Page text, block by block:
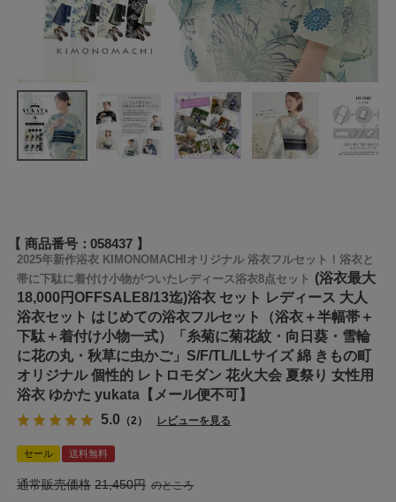
商品番号 058437
2025年新作浴衣 KIMONOMACHIオリジナル 浴衣フルセット！浴衣と
帯に下駄に着付け小物がついたレディース浴衣8点セット
(浴衣最大
18,000円OFFSALE8/13迄)浴衣 セット レディース 大人
浴衣セット はじめての浴衣フルセット（浴衣＋半幅帯＋
下駄＋着付け小物一式）「糸菊に菊花紋・向日葵・雪輪
に花の丸・秋草に虫かご」S/F/TL/LLサイズ 綿 きもの町
オリジナル 個性的 レトロモダン 花火大会 夏祭り 女性用
浴衣 ゆかた yukata【メール便不可】
5.0 （2） レビューを見る
セール 送料無料
通常販売価格 21,450 のところ